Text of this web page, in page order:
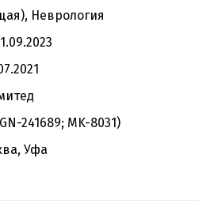
Неврология
241689; MK-8031)
Уфа